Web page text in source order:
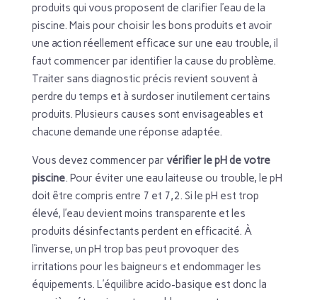
produits qui vous proposent de clarifier l’eau de la
piscine. Mais pour choisir les bons produits et avoir
une action réellement efficace sur une eau trouble, il
faut commencer par identifier la cause du problème.
Traiter sans diagnostic précis revient souvent à
perdre du temps et à surdoser inutilement certains
produits. Plusieurs causes sont envisageables et
chacune demande une réponse adaptée.
Vous devez commencer par vérifier le pH de votre
piscine. Pour éviter une eau laiteuse ou trouble, le pH
doit être compris entre 7 et 7,2. Si le pH est trop
élevé, l’eau devient moins transparente et les
produits désinfectants perdent en efficacité. À
l’inverse, un pH trop bas peut provoquer des
irritations pour les baigneurs et endommager les
équipements. L’équilibre acido-basique est donc la